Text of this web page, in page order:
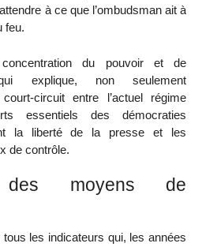
à ce que l’ombudsman ait à
feu.
du pouvoir et de
qui explique, non seulement
circuit entre l’actuel régime
essentiels des démocraties
la liberté de la presse et les
de contrôle.
des moyens de
tous les indicateurs qui, les années